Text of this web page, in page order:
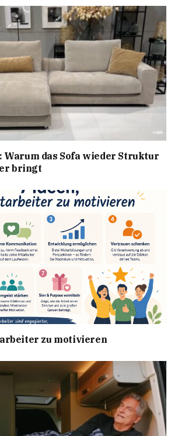
Warum das Sofa wieder Struktur
bringt
zu motivieren